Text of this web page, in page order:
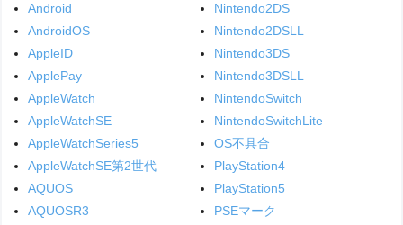
Android
AndroidOS
AppleID
ApplePay
AppleWatch
AppleWatchSE
AppleWatchSeries5
AppleWatchSE第2世代
AQUOS
AQUOSR3
Nintendo2DS
Nintendo2DSLL
Nintendo3DS
Nintendo3DSLL
NintendoSwitch
NintendoSwitchLite
OS不具合
PlayStation4
PlayStation5
PSEマーク